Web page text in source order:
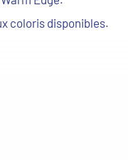
coloris disponibles.